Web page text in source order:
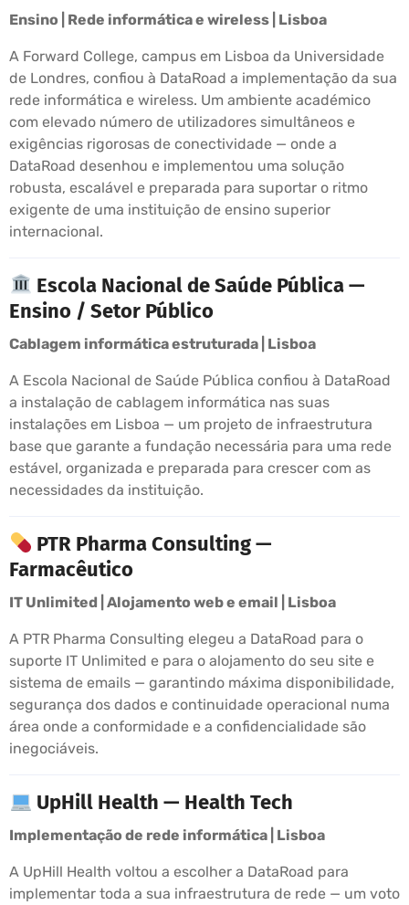
Ensino | Rede informática e wireless | Lisboa
A Forward College, campus em Lisboa da Universidade
de Londres, confiou à DataRoad a implementação da sua
rede informática e wireless. Um ambiente académico
com elevado número de utilizadores simultâneos e
exigências rigorosas de conectividade — onde a
DataRoad desenhou e implementou uma solução
robusta, escalável e preparada para suportar o ritmo
exigente de uma instituição de ensino superior
internacional.
Escola Nacional de Saúde Pública —
Ensino / Setor Público
Cablagem informática estruturada | Lisboa
A Escola Nacional de Saúde Pública confiou à DataRoad
a instalação de cablagem informática nas suas
instalações em Lisboa — um projeto de infraestrutura
base que garante a fundação necessária para uma rede
estável, organizada e preparada para crescer com as
necessidades da instituição.
PTR Pharma Consulting —
Farmacêutico
IT Unlimited | Alojamento web e email | Lisboa
A PTR Pharma Consulting elegeu a DataRoad para o
suporte IT Unlimited e para o alojamento do seu site e
sistema de emails — garantindo máxima disponibilidade,
segurança dos dados e continuidade operacional numa
área onde a conformidade e a confidencialidade são
inegociáveis.
UpHill Health — Health Tech
Implementação de rede informática | Lisboa
A UpHill Health voltou a escolher a DataRoad para
implementar toda a sua infraestrutura de rede — um voto